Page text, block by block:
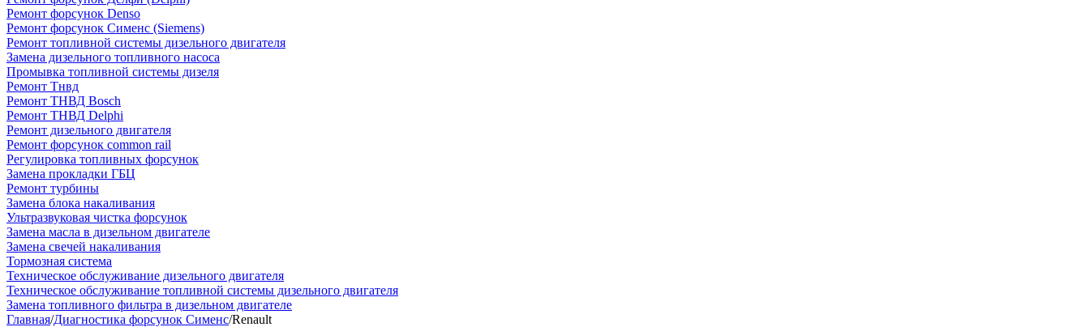
Ремонт форсунок Denso
Ремонт форсунок Сименс (Siemens)
Ремонт топливной системы дизельного двигателя
Замена дизельного топливного насоса
Промывка топливной системы дизеля
Ремонт Тнвд
Ремонт ТНВД Bosch
Ремонт ТНВД Delphi
Ремонт дизельного двигателя
Ремонт форсунок common rail
Регулировка топливных форсунок
Замена прокладки ГБЦ
Ремонт турбины
Замена блока накаливания
Ультразвуковая чистка форсунок
Замена масла в дизельном двигателе
Замена свечей накаливания
Тормозная система
Техническое обслуживание дизельного двигателя
Техническое обслуживание топливной системы дизельного двигателя
Замена топливного фильтра в дизельном двигателе
Главная/Диагностика форсунок Сименс/Renault